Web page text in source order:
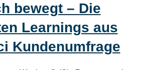
bewegt – Die
Learnings aus
Kundenumfrage